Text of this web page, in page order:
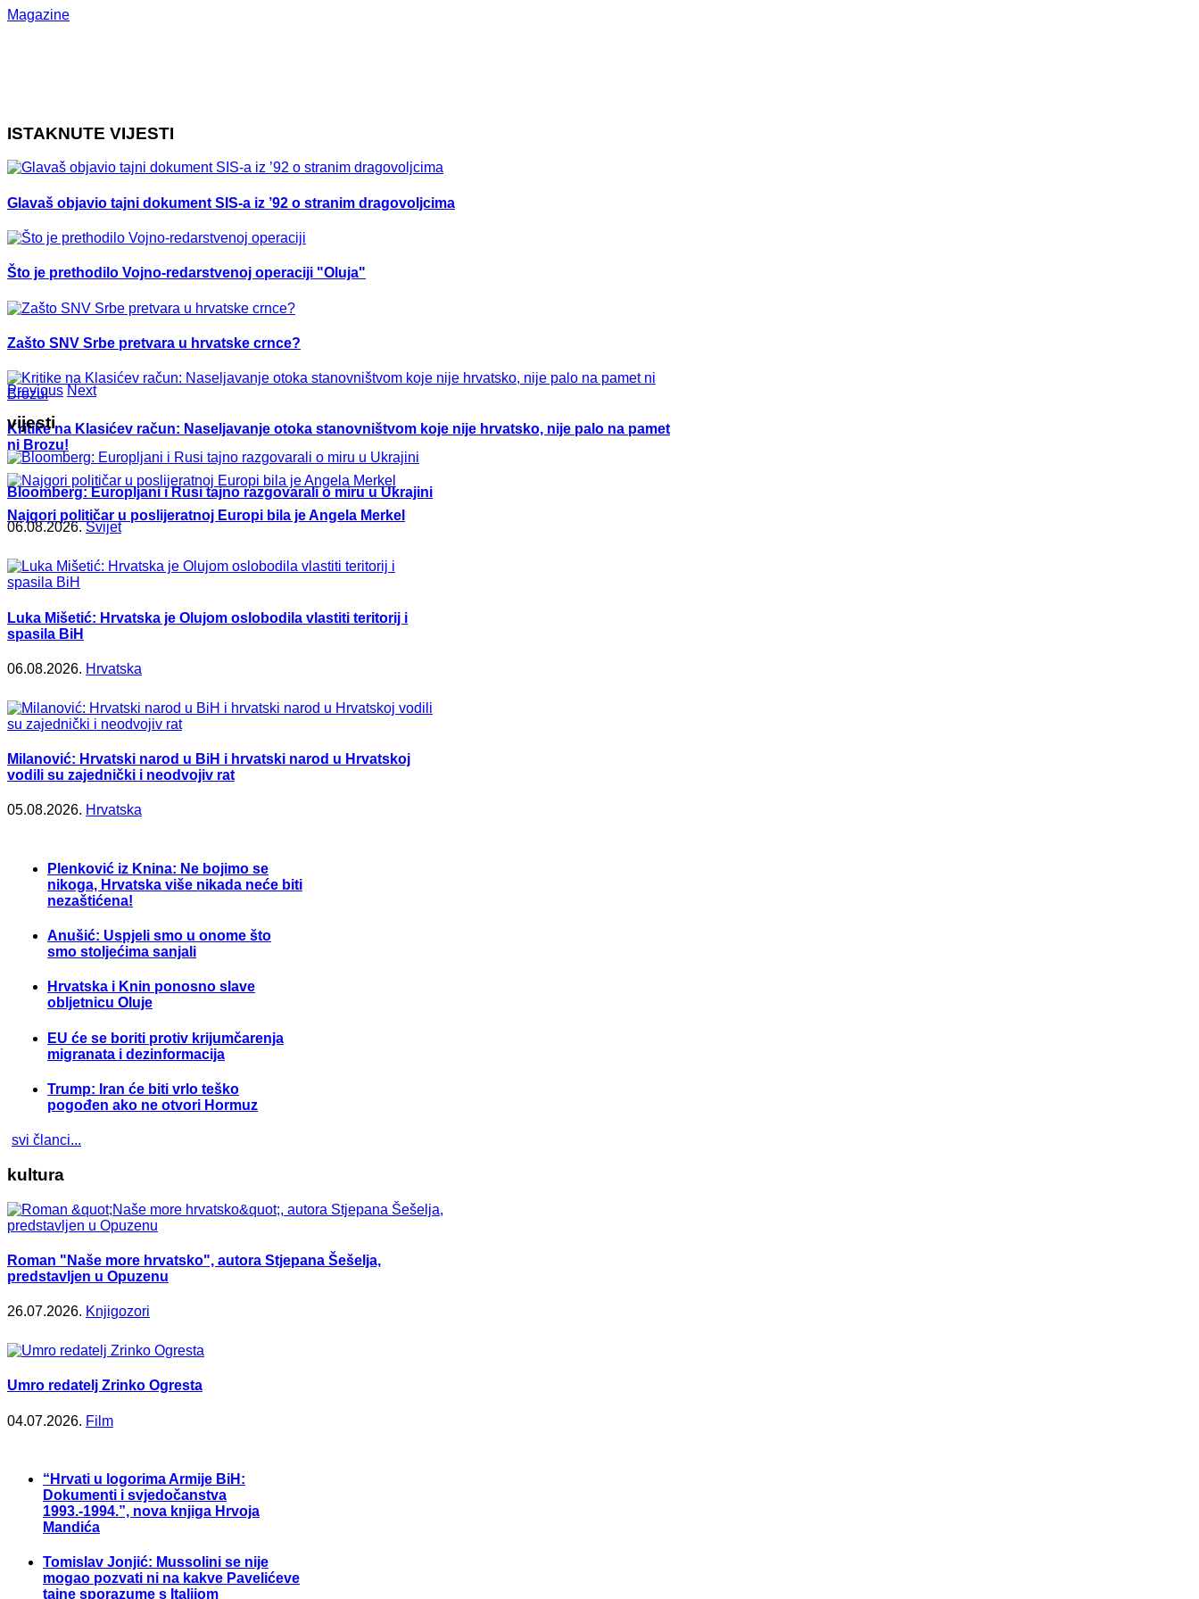
Magazine
ISTAKNUTE VIJESTI
Glavaš objavio tajni dokument SIS-a iz ’92 o stranim dragovoljcima
Što je prethodilo Vojno-redarstvenoj operaciji "Oluja"
Zašto SNV Srbe pretvara u hrvatske crnce?
Kritike na Klasićev račun: Naseljavanje otoka stanovništvom koje nije hrvatsko, nije palo na pamet
ni Brozu!
Najgori političar u poslijeratnoj Europi bila je Angela Merkel
Previous Next
vijesti
Bloomberg: Europljani i Rusi tajno razgovarali o miru u Ukrajini
06.08.2026.Svijet
Luka Mišetić: Hrvatska je Olujom oslobodila vlastiti teritorij i
spasila BiH
06.08.2026. Hrvatska
Milanović: Hrvatski narod u BiH i hrvatski narod u Hrvatskoj
vodili su zajednički i neodvojiv rat
05.08.2026. Hrvatska
Plenković iz Knina: Ne bojimo se
nikoga, Hrvatska više nikada neće biti
nezaštićena!
Anušić: Uspjeli smo u onome što
smo stoljećima sanjali
Hrvatska i Knin ponosno slave
obljetnicu Oluje
EU će se boriti protiv krijumčarenja
migranata i dezinformacija
Trump: Iran će biti vrlo teško
pogođen ako ne otvori Hormuz
svi članci...
kultura
Roman "Naše more hrvatsko", autora Stjepana Šešelja,
predstavljen u Opuzenu
26.07.2026. Knjigozori
Umro redatelj Zrinko Ogresta
04.07.2026. Film
“Hrvati u logorima Armije BiH:
Dokumenti i svjedočanstva
1993.-1994.”, nova knjiga Hrvoja
Mandića
Tomislav Jonjić: Mussolini se nije
mogao pozvati ni na kakve Pavelićeve
tajne sporazume s Italijom